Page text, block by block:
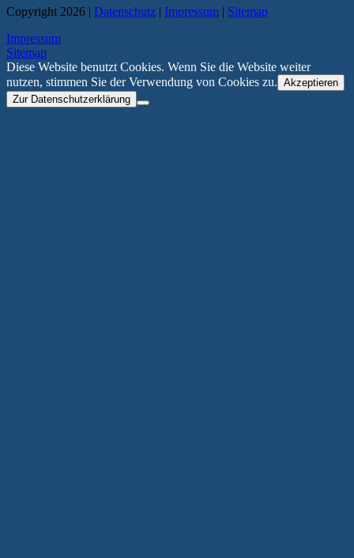
Copyright 2026 | Datenschutz | Impressum | Sitemap
Impressum
Sitemap
Diese Website benutzt Cookies. Wenn Sie die Website weiter
nutzen, stimmen Sie der Verwendung von Cookies zu. Akzeptieren
Zur Datenschutzerklärung